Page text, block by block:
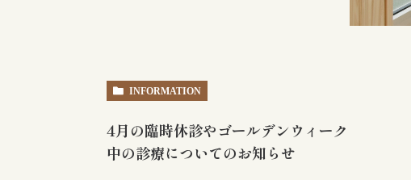
INFORMATION
4月の臨時休診やゴールデンウィーク
中の診療についてのお知らせ